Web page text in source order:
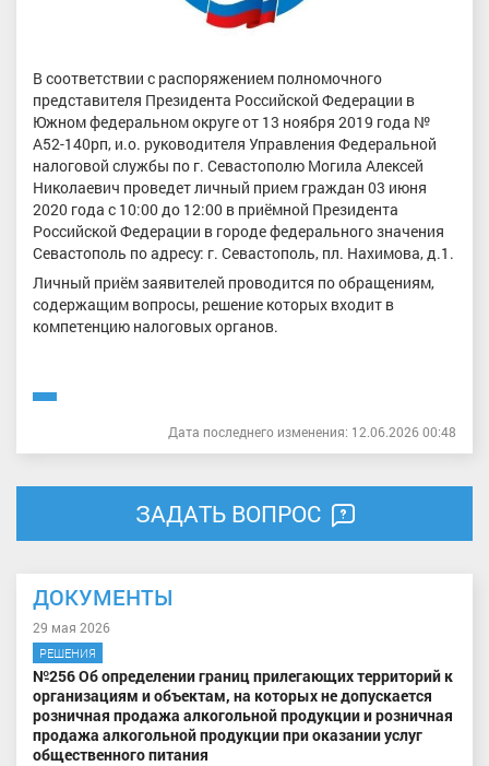
В соответствии с распоряжением полномочного
представителя Президента Российской Федерации в
Южном федеральном округе от 13 ноября 2019 года №
А52-140рп, и.о. руководителя Управления Федеральной
налоговой службы по г. Севастополю Могила Алексей
Николаевич проведет личный прием граждан 03 июня
2020 года с 10:00 до 12:00 в приёмной Президента
Российской Федерации в городе федерального значения
Севастополь по адресу: г. Севастополь, пл. Нахимова, д.1.
Личный приём заявителей проводится по обращениям,
содержащим вопросы, решение которых входит в
компетенцию налоговых органов.
Дата последнего изменения: 12.06.2026 00:48
ЗАДАТЬ ВОПРОС
ДОКУМЕНТЫ
29 мая 2026
РЕШЕНИЯ
№256 Об определении границ прилегающих территорий к
организациям и объектам, на которых не допускается
розничная продажа алкогольной продукции и розничная
продажа алкогольной продукции при оказании услуг
общественного питания